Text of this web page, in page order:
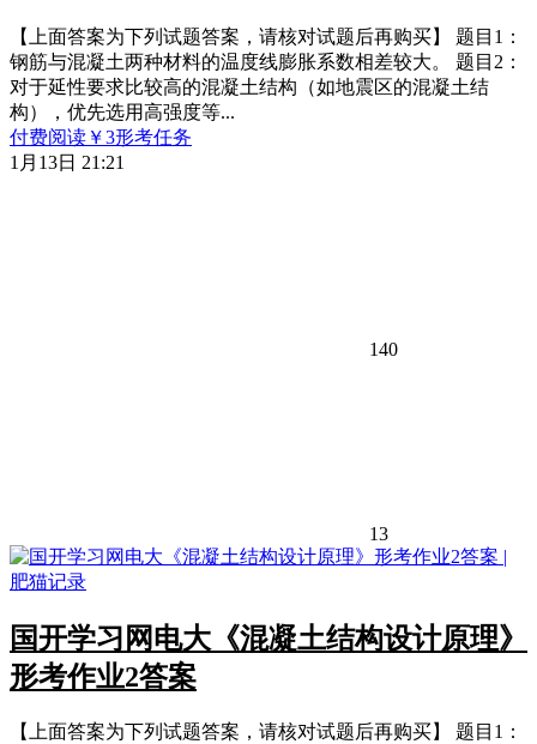
【上面答案为下列试题答案，请核对试题后再购买】 题目1：
钢筋与混凝土两种材料的温度线膨胀系数相差较大。 题目2：
对于延性要求比较高的混凝土结构（如地震区的混凝土结
构），优先选用高强度等...
付费阅读 ￥3形考任务
1月13日 21:21
140
13
国开学习网电大《混凝土结构设计原理》
形考作业2答案
【上面答案为下列试题答案，请核对试题后再购买】 题目1：